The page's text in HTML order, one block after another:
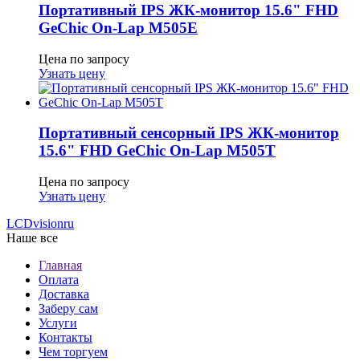
Портативный IPS ЖК-монитор 15.6" FHD
GeСhic On-Lap M505E
Цена по запросу
Узнать цену
Портативный сенсорный IPS ЖК-монитор
15.6" FHD GeСhic On-Lap M505T
Цена по запросу
Узнать цену
LCDvisionru
Наше все
Главная
Оплата
Доставка
Заберу сам
Услуги
Контакты
Чем торгуем